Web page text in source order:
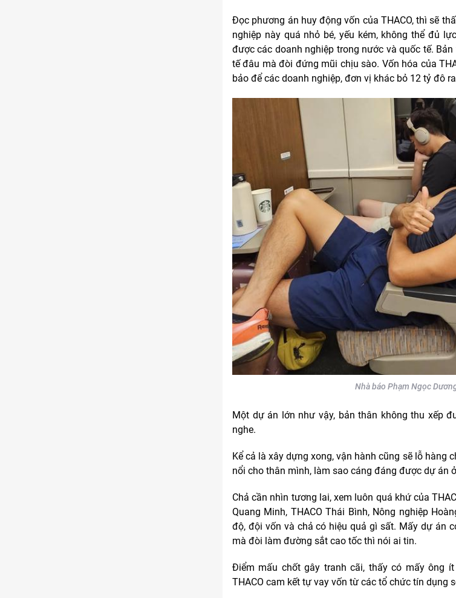
Đọc phương án huy động vốn của THACO, thì sẽ
nghiệp này quá nhỏ bé, yếu kém, không thể đủ
được các doanh nghiệp trong nước và quốc tế.
tế đâu mà đòi đứng mũi chịu sào. Vốn hóa của
bảo để các doanh nghiệp, đơn vị khác bỏ 12 tỷ đô
Nhà báo Phạm Ngọc
Một dự án lớn như vậy, bản thân không thu xếp
nghe.
Kể cả là xây dựng xong, vận hành cũng sẽ lỗ hàng
nổi cho thân mình, làm sao cáng đáng được dự án
Chả cần nhìn tương lai, xem luôn quá khứ của
Quang Minh, THACO Thái Bình, Nông nghiệp
độ, đội vốn và chả có hiệu quả gì sất. Mấy dự án
mà đòi làm đường sắt cao tốc thì nói ai tin.
Điểm mấu chốt gây tranh cãi, thấy có mấy ông
THACO cam kết tự vay vốn từ các tổ chức tín dụng